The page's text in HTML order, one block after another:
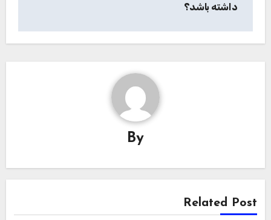
داشته باشد؟
By
Related Post